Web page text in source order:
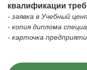
квалификации
- заявка в Учебный
- копия диплома
- карточка